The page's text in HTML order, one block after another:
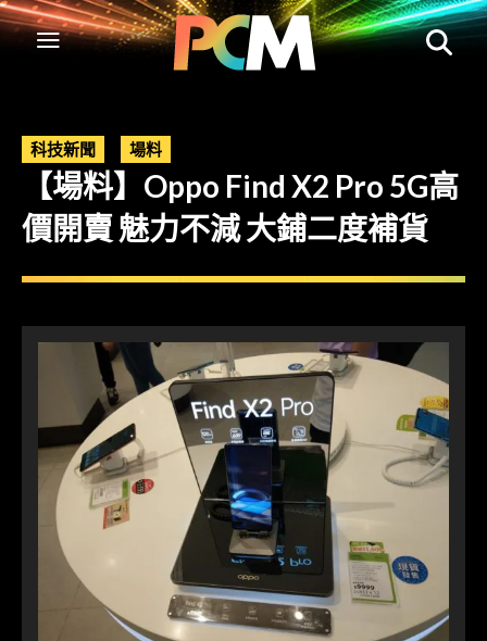
科技新聞 場料
【場料】Oppo Find X2 Pro 5G高
價開賣 魅力不減 大鋪二度補貨